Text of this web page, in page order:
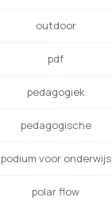
outdoor
pdf
pedagogiek
pedagogische
podium voor onderwijs
polar flow